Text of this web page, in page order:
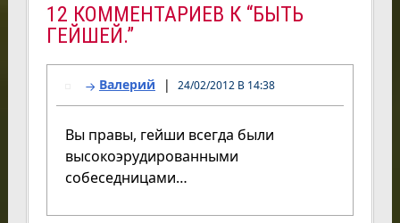
12 КОММЕНТАРИЕВ К “БЫТЬ
ГЕЙШЕЙ.”
Валерий 24/02/2012 В 14:38
Вы правы, гейши всегда были
высокоэрудированными
собеседницами…